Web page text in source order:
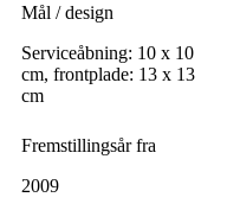
Mål / design
Serviceåbning: 10 x 10
cm, frontplade: 13 x 13
cm
Fremstillingsår fra
2009